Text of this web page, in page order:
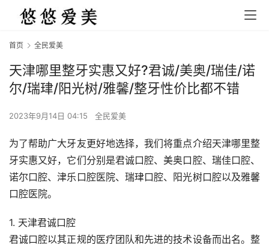
首页 全民爱美
天津哪里整牙实惠又好?君诚/美奥/瑞佳/诺
尔/瑞珒/阳光树/雅馨/整牙性价比都不错
2023年9月14日 04:15 全民爱美
为了帮助广大牙友更好地选择，我们将重点介绍天津哪里整
牙实惠又好，它们分别是君诚口腔、美奥口腔、瑞佳口腔、
诺尔口腔、津乐口腔医院、瑞珒口腔、阳光树口腔以及雅馨
口腔医院。
1. 天津君诚口腔
君诚口腔以其正规的医疗团队和先进的技术设备而出名。整